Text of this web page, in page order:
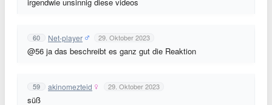
60 Net-player 29. Oktober 2023
@56 ja das beschreibt es ganz gut die Reaktion
59 akinomezteid 29. Oktober 2023
süß